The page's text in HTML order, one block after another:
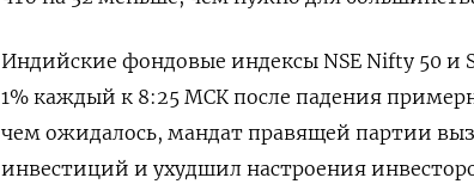
Индийские фондовые индексы NSE Nifty 50 и
1% каждый к 8:25 МСК после падения
чем ожидалось, мандат правящей партии
инвестиций и ухудшил настроения